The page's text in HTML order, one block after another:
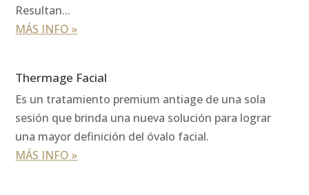
Resultan...
MÁS INFO »
Thermage Facial
Es un tratamiento premium antiage de una sola
sesión que brinda una nueva solución para lograr
una mayor definición del óvalo facial.
MÁS INFO »